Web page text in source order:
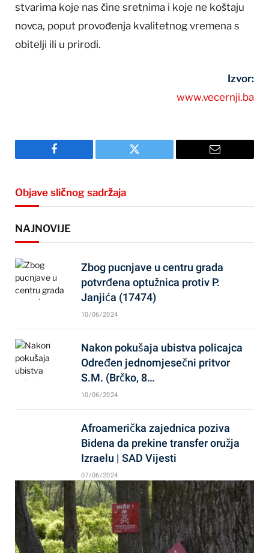
stvarima koje nas čine sretnima i koje ne koštaju
novca, poput provođenja kvalitetnog vremena s
obitelji ili u prirodi.
Izvor:
www.vecernji.ba
Facebook Twitter Email
Objave sličnog sadržaja
NAJNOVIJE
Zbog pucnjave u centru grada
potvrđena optužnica protiv P.
Janjića (17474)
10/06/2024
Nakon pokušaja ubistva policajca
Određen jednomjesečni pritvor
S.M. (Brčko, 8…
10/06/2024
Afroamerička zajednica poziva
Bidena da prekine transfer oružja
Izraelu | SAD Vijesti
07/06/2024